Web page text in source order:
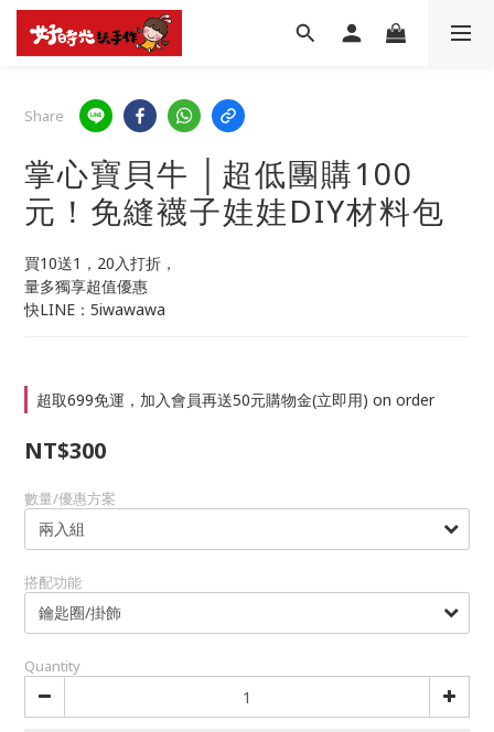
Share
掌心寶貝牛 │超低團購100
元！免縫襪子娃娃DIY材料包
買10送1，20入打折，
量多獨享超值優惠
快LINE：5iwawawa
超取699免運，加入會員再送50元購物金(立即用) on order
NT$300
數量/優惠方案
搭配功能
Quantity